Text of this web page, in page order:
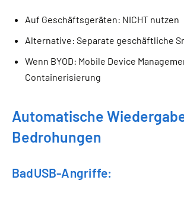
Auf Geschäftsgeräten: NICHT nutzen
Alternative: Separate geschäftliche
Wenn BYOD: Mobile Device
Containerisierung
Automatische
Bedrohungen
BadUSB-Angriffe: